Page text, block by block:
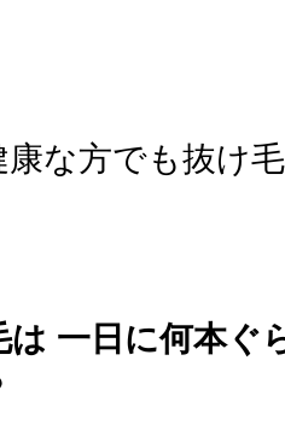
康な方でも抜け
は 一日に何本ぐ